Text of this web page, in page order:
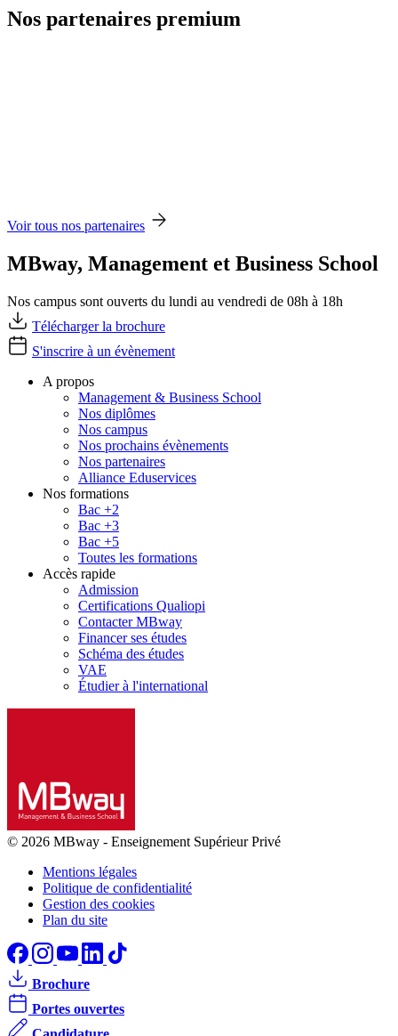
Nos partenaires premium
Voir tous nos partenaires
MBway, Management et Business School
Nos campus sont ouverts du lundi au vendredi de 08h à 18h
Télécharger la brochure
S'inscrire à un évènement
A propos
Management & Business School
Nos diplômes
Nos campus
Nos prochains évènements
Nos partenaires
Alliance Eduservices
Nos formations
Bac +2
Bac +3
Bac +5
Toutes les formations
Accès rapide
Admission
Certifications Qualiopi
Contacter MBway
Financer ses études
Schéma des études
VAE
Étudier à l'international
© 2026 MBway - Enseignement Supérieur Privé
Mentions légales
Politique de confidentialité
Gestion des cookies
Plan du site
Brochure
Portes ouvertes